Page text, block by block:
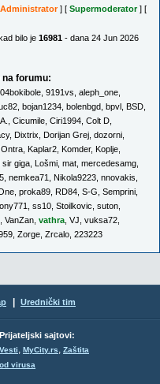
Administrator] [ Supermoderator] [
bilo je 16981 - dana 24 Jun 2026
forumu:
04bokibole 9191vs aleph_one
bojan1234 bolenbgd bpvl BSD
Cicumile Ciri1994 Colt D
, Dixtrix Dorijan Grej dozorni
Kaplar2 Komder, Koplje
sir giga Lošmi mat mercedesamg
nemkea71 Nikola9223 nnovakis
proka89 RD84 S-G Semprini
ss10 Stoilkovic suton
VanZan vathra VJ vuksa72
Zorge Zrcalo 223223
Urednički tim
Prijateljski sajtovi:
Vesti, MyCity.rs, Zaštita
od virusa